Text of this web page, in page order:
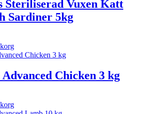
Steriliserad Vuxen Katt
Sardiner 5kg
Chicken 3 kg